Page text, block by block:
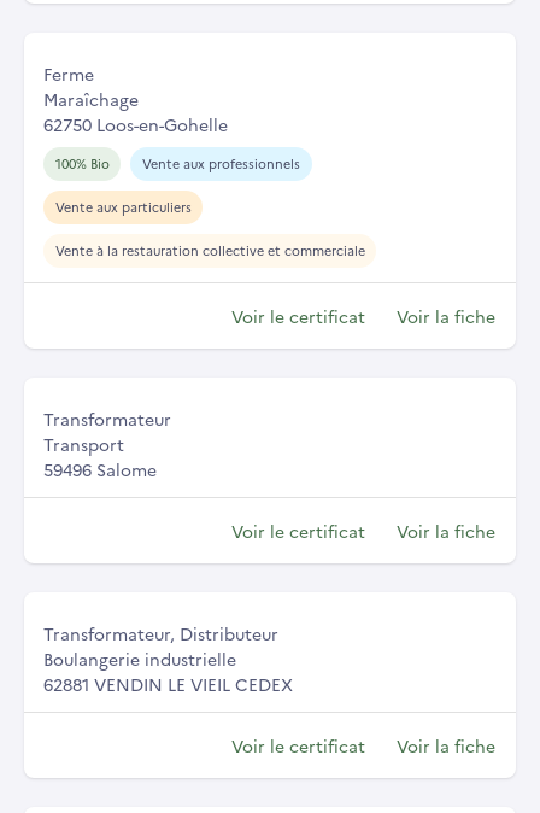
Ferme
Maraîchage
62750 Loos-en-Gohelle
100% Bio Vente aux professionnels
Vente aux particuliers
Vente à la restauration collective et commerciale
Voir le certificat Voir la fiche
Transformateur
Transport
59496 Salome
Voir le certificat Voir la fiche
Transformateur, Distributeur
Boulangerie industrielle
62881 VENDIN LE VIEIL CEDEX
Voir le certificat Voir la fiche